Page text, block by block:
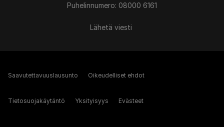
Puhelinnumero: 08000 6161
Lähetä viesti
Saavutettavuuslausunto Oikeudelliset ehdot
Tietosuojakäytäntö Yksityisyys Evästeet